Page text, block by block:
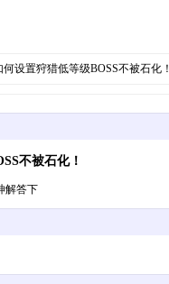
设置狩猎低等级BOSS不被石化！
不被石化！
解答下